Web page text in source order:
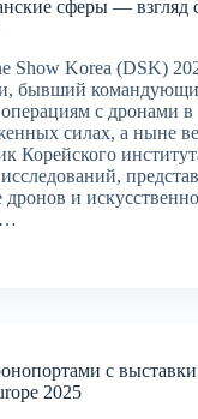
сферы — взгляд
Show Korea (DSK)
бывший
с дронами в
силах, а ныне
Корейского
дронов и
с выставки
2025